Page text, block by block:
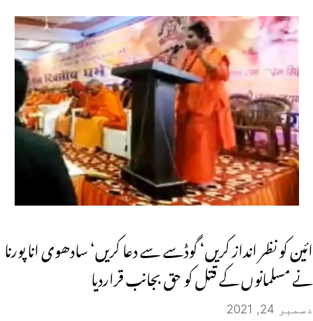
ائین کو نظر انداز کریں‘ گوڈسے سے دعا کریں‘ سادھوی انا پورنا
نے مسلمانوں کے قتل کو حق بجانب قراردیا
دسمبر 24, 2021